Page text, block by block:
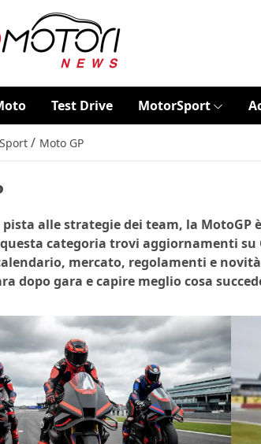
Test Drive MotorSport
/ Moto GP
alle strategie dei team, la
categoria trovi aggiornamenti su
mercato, regolamenti e
dopo gara e capire meglio cosa